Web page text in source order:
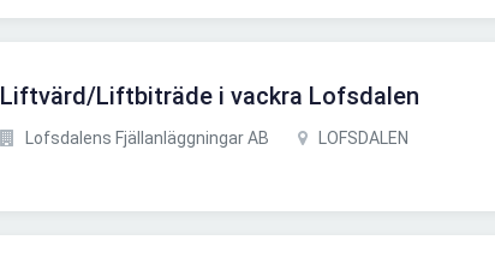
Liftvärd/Liftbiträde i vackra Lofsdalen
Lofsdalens Fjällanläggningar AB LOFSDALEN